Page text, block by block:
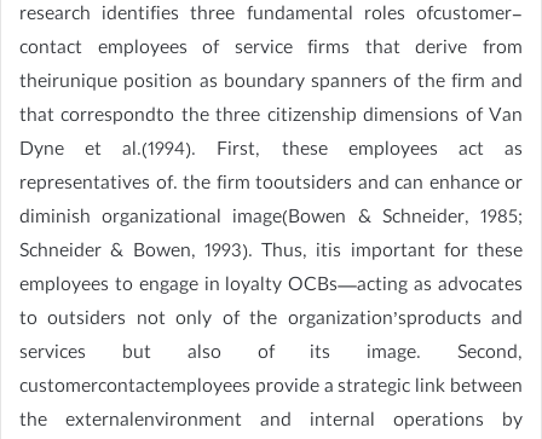
research identifies three fundamental roles ofcustomer-
contact employees of service firms that derive from
theirunique position as boundary spanners of the firm and
that correspondto the three citizenship dimensions of Van
Dyne et al.(1994). First, these employees act as
representatives of. the firm tooutsiders and can enhance or
diminish organizational image(Bowen & Schneider, 1985;
Schneider & Bowen, 1993). Thus, itis important for these
employees to engage in loyalty OCBs—acting as advocates
to outsiders not only of the organization’sproducts and
services but also of its image. Second,
customercontactemployees provide a strategic link between
the externalenvironment and internal operations by